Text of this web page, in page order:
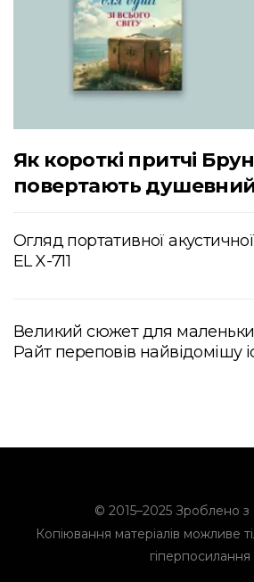
Як короткі притчі
повертають душевний
Огляд портативної
EL X-711
Великий сюжет для
Райт переповів найвідомішу
© 2015–2025 Зроблено з
Копіювання матеріалів можливе
гіперпосилання